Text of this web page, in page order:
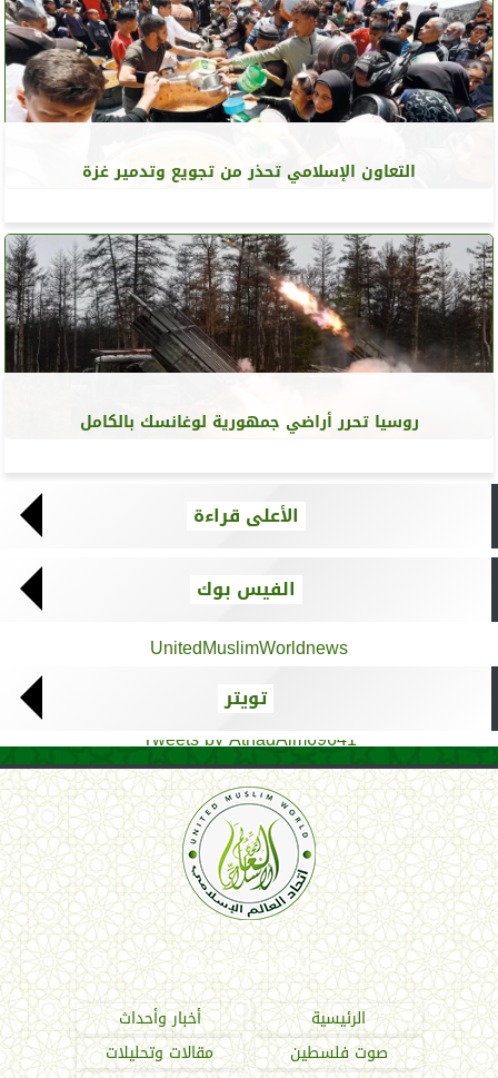
التعاون الإسلامي تحذر من تجويع وتدمير غزة
روسيا تحرر أراضي جمهورية لوغانسك بالكامل
الأعلى قراءة
الفيس بوك
UnitedMuslimWorldnews
تويتر
Tweets by AthadAlm69641
اتحاد العالم الإسلامي
الرئيسية
أخبار وأحداث
صوت فلسطين
مقالات وتحليلات